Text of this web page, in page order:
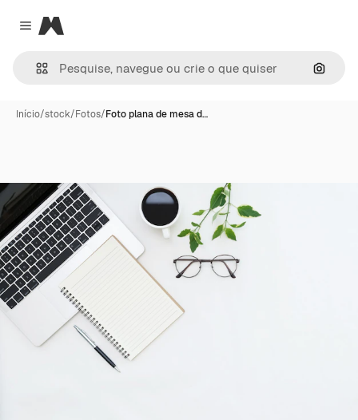
Close menu
Magnific
Início/stock/Fotos/Foto plana de mesa d…